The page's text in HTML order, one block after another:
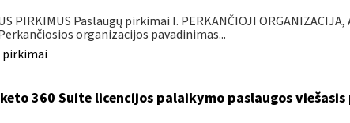
PIRKIMUS Paslaugų pirkimai I. PERKANČIOJI ORGANIZACIJA,
organizacijos pavadinimas...
pirkimai
360 Suite licencijos palaikymo paslaugos